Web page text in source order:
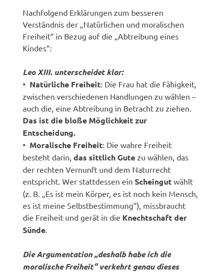
Nachfolgend Erklärungen zum besseren
Verständnis der „Natürlichen und moralischen
Freiheit“ in Bezug auf die „Abtreibung eines
Kindes“:
Leo XIII. unterscheidet klar:
• Natürliche Freiheit: Die Frau hat die Fähigkeit,
zwischen verschiedenen Handlungen zu wählen –
auch die, eine Abtreibung in Betracht zu ziehen.
Das ist die bloße Möglichkeit zur
Entscheidung.
• Moralische Freiheit: Die wahre Freiheit
besteht darin,das sittlich Gute zu wählen, das
der rechten Vernunft und dem Naturrecht
entspricht. Wer stattdessen einScheingut wählt
(z. B. „Es ist mein Körper, es ist noch kein Mensch,
es ist meine Selbstbestimmung“), missbraucht
die Freiheit und gerät in die Knechtschaft der
Sünde
Die Argumentation „deshalb habe ich die
moralische Freiheit“ verkehrt genau dieses